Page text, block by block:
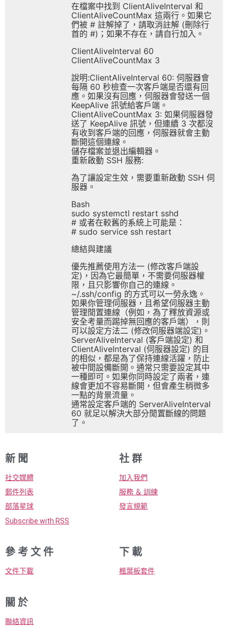
在檔案中找到 ClientAliveInterval 和
ClientAliveCountMax 這兩行。如果它
們被 # 註解掉了，請取消註解 (刪除行
首的 #)；如果不存在，請自行加入。
ClientAliveInterval 60
ClientAliveCountMax 3
說明:ClientAliveInterval 60: 伺服器會
每隔 60 秒檢查一次客戶端是否還有回
應。如果沒有回應，伺服器會發送一個
KeepAlive 訊號給客戶端。
ClientAliveCountMax 3: 如果伺服器發
送了 KeepAlive 訊號，但連續 3 次都沒
有收到客戶端的回應，伺服器就會主動
斷開這個連線。
儲存檔案並退出編輯器。
重新啟動 SSH 服務:
為了讓設定生效，需要重新啟動 SSH 伺
服器。
Bash
sudo systemctl restart sshd
# 或者在較舊的系統上可能是：
# sudo service ssh restart
總結與建議
優先推薦使用方法一 (修改客戶端設
定)，因為它最簡單，不需要伺服器權
限，且只影響你自己的連線。
~/.ssh/config 的方式可以一勞永逸。
如果你管理伺服器，且希望伺服器主動
管理閒置連線（例如，為了釋放資源或
安全考量而踢掉無回應的客戶端），則
可以設定方法二 (修改伺服器端設定)。
ServerAliveInterval (客戶端設定) 和
ClientAliveInterval (伺服器設定) 的目
的相似，都是為了保持連線活躍，防止
被中間設備斷開。通常只需要設定其中
一種即可。如果你同時設定了兩者，連
線會更加不容易斷開，但會產生稍微多
一點的背景流量。
通常設定客戶端的 ServerAliveInterval
60 就足以解決大部分閒置斷線的問題
了。
新 聞
社交媒體
郵件列表
部落星球
Subscribe with RSS
社 群
加入我們
服務 ＆ 訓練
發言規範
參 考 文 件
文件下載
下 載
楓葉板套件
關 於
聯絡資訊